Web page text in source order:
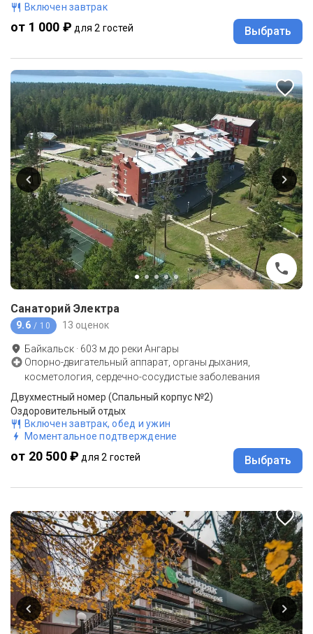
Включен завтрак
от 1 000 ₽ для 2 гостей Выбрать
Санаторий Электра
9.6 / 10 13 оценок
Байкальск · 603 м до реки Ангары
Опорно-двигательный аппарат, органы дыхания,
косметология, сердечно-сосудистые заболевания
Двухместный номер (Спальный корпус №2)
Оздоровительный отдых
Включен завтрак, обед и ужин
Моментальное подтверждение
от 20 500 ₽ для 2 гостей Выбрать